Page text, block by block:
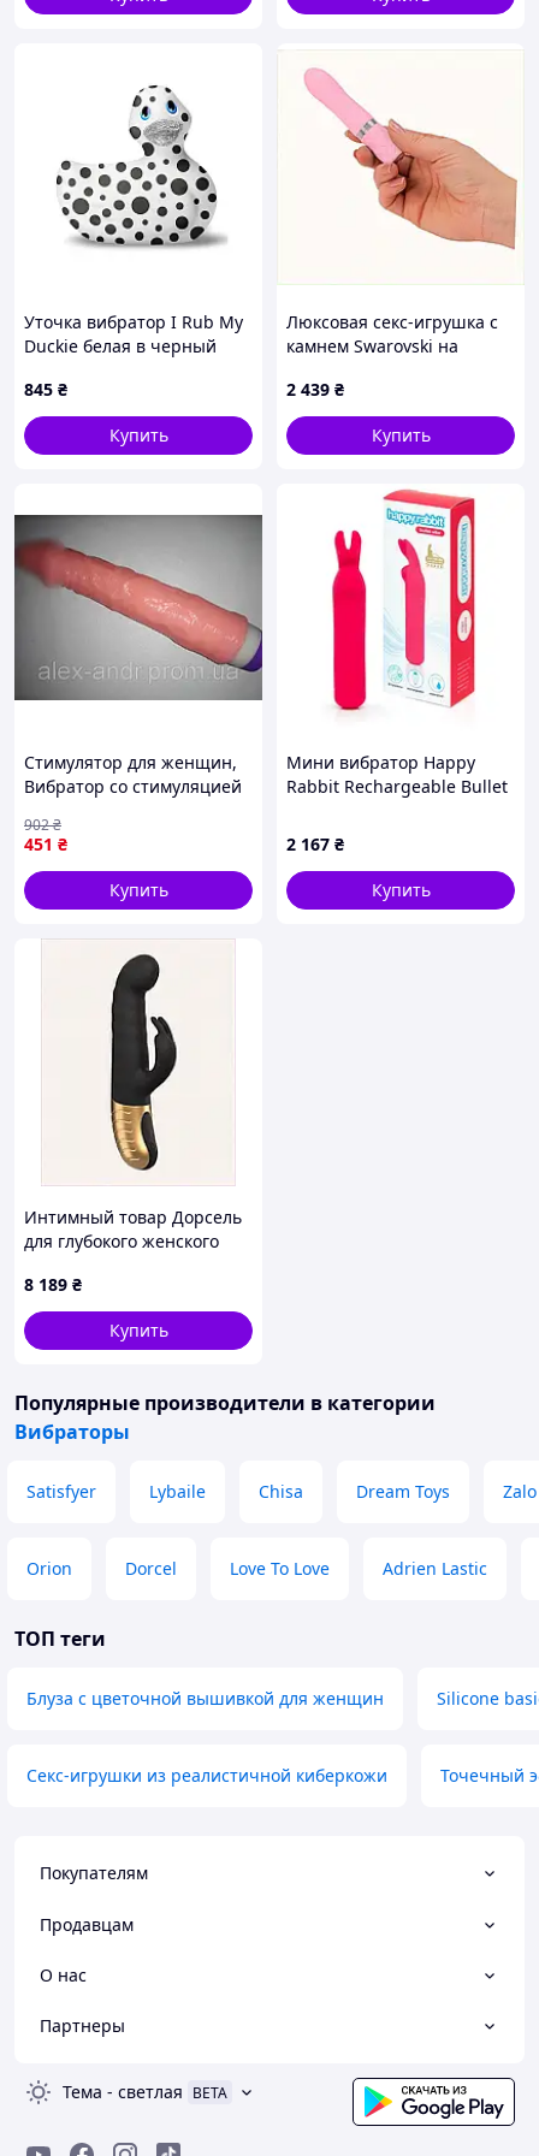
Уточка вибратор I Rub My
Duckie белая в черный
845 ₴
Купить
Люксовая секс-игрушка с
камнем Swarovski на
2 439 ₴
Купить
Стимулятор для женщин,
Вибратор со стимуляцией
реалистик для секса
Интимные lkjhg
451 ₴
902₴
Купить
Мини вибратор Happy
Rabbit Rechargeable Bullet
2 167 ₴
Купить
Интимный товар Дорсель
для глубокого женского
8 189 ₴
Купить
Популярные производители в категории
Вибраторы
Satisfyer Lybaile Chisa Dream Toys Zalo
Orion Dorcel Love To Love Adrien Lastic
ТОП теги
Блуза с цветочной вышивкой для женщин Silicone
Секс-игрушки из реалистичной киберкожи Точечный
Покупателям
Продавцам
О нас
Партнеры
Тема - светлая BETA